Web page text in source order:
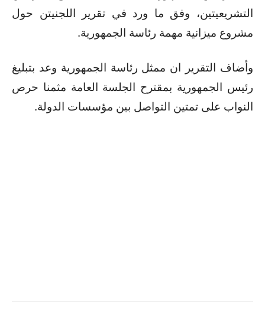
التشريعيتين، وفق ما ورد في تقرير اللجنيتن حول
مشروع ميزانية مهمة رئاسة الجمهورية.
وأضاف التقرير ان ممثل رئاسة الجمهورية وعد بتبليغ
رئيس الجمهورية بمقترح الجلسة العامة مثمنا حرص
النواب على تمتين التواصل بين مؤسسات الدولة.